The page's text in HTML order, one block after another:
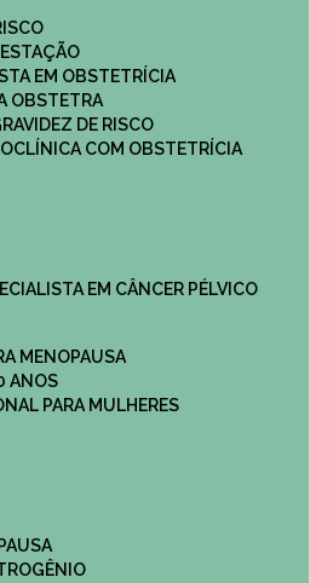
EM OBSTETRÍCIA
OBSTETRA
DE RISCO
CLÍNICA COM OBSTETRÍCIA
EM CÂNCER PÉLVICO
MENOPAUSA
ANOS
PARA MULHERES